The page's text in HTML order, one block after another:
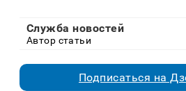
Служба новостей
Автор статьи
Подписаться на